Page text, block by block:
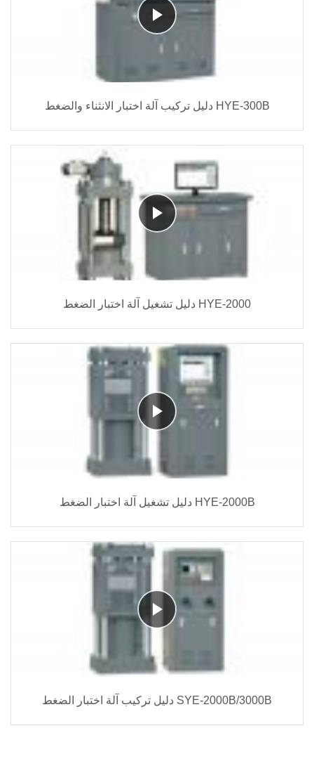
دليل تركيب آلة اختبار الانثناء والضغط HYE-300B
دليل تشغيل آلة اختبار الضغط HYE-2000
دليل تشغيل آلة اختبار الضغط HYE-2000B
دليل تركيب آلة اختبار الضغط SYE-2000B/3000B